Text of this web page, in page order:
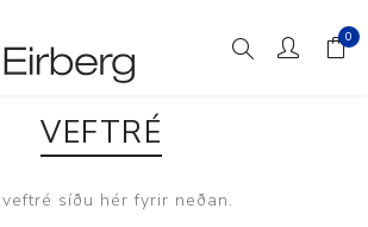
0
VEFTRÉ
síðu hér fyrir neðan.